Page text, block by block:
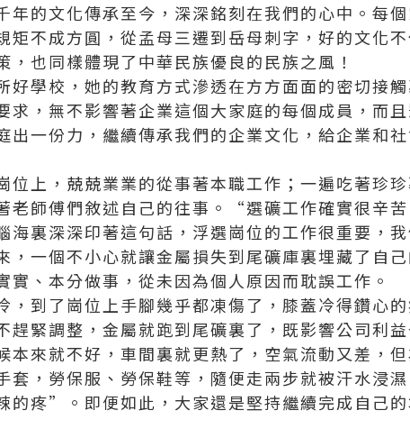
年的文化傳承至今，深深銘刻在我們的心中。每
矩不成方圓，從孟母三遷到岳母刺字，好的文化
，也同樣體現了中華民族優良的民族之風！
好學校，她的教育方式滲透在方方面面的密切接
求，無不影響著企業這個大家庭的每個成員，而
出一份力，繼續傳承我們的企業文化，給企業和
位上，兢兢業業的從事著本職工作；一遍吃著珍
老師傅們敘述自己的往事。“選礦工作確實很辛
裏深深印著這句話，浮選崗位的工作很重要，
，一個不小心就讓金屬損失到尾礦庫裏埋藏了自
實、本分做事，從未因為個人原因而耽誤工作。
，到了崗位上手腳幾乎都凍傷了，膝蓋冷得鑽心
趕緊調整，金屬就跑到尾礦裏了，既影響公司利
本來就不好，車間裏就更熱了，空氣流動又差，
套，勞保服、勞保鞋等，隨便走兩步就被汗水浸
的疼”。即便如此，大家還是堅持繼續完成自己